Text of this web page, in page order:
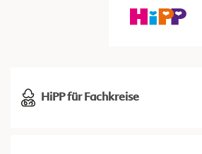
HiPP für Fachkreise